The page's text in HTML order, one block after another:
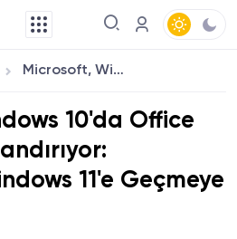
Microsoft, Windows 10'da Office Desteğini Sonlandırıyor: Kullanıcılar Windows 11'e Geçmeye Yönlendiriliyor
10'da Office
11'e Geçmeye